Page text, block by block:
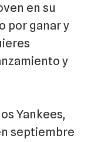
en su
por ganar y
y
Yankees,
septiembre